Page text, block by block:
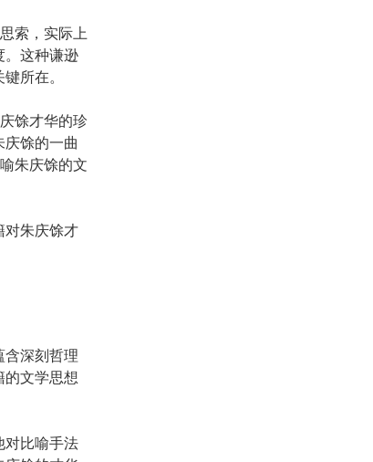
索，实际上
。这种谦逊
所在。
馀才华的珍
馀的一曲
朱庆馀的文
对朱庆馀才
含深刻哲理
文学思想
对比喻手法